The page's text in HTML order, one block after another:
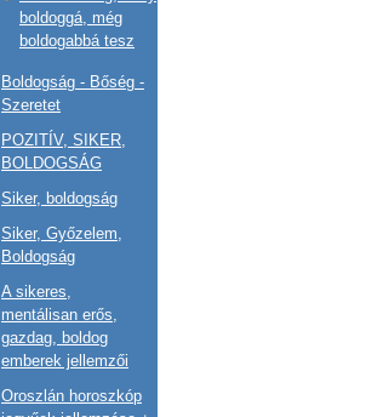
boldoggá, még
boldogabbá tesz
Boldogság - Bőség -
Szeretet
POZITÍV, SIKER,
BOLDOGSÁG
Siker, boldogság
Siker, Győzelem,
Boldogság
A sikeres,
mentálisan erős,
gazdag, boldog
emberek jellemzői
Oroszlán horoszkóp